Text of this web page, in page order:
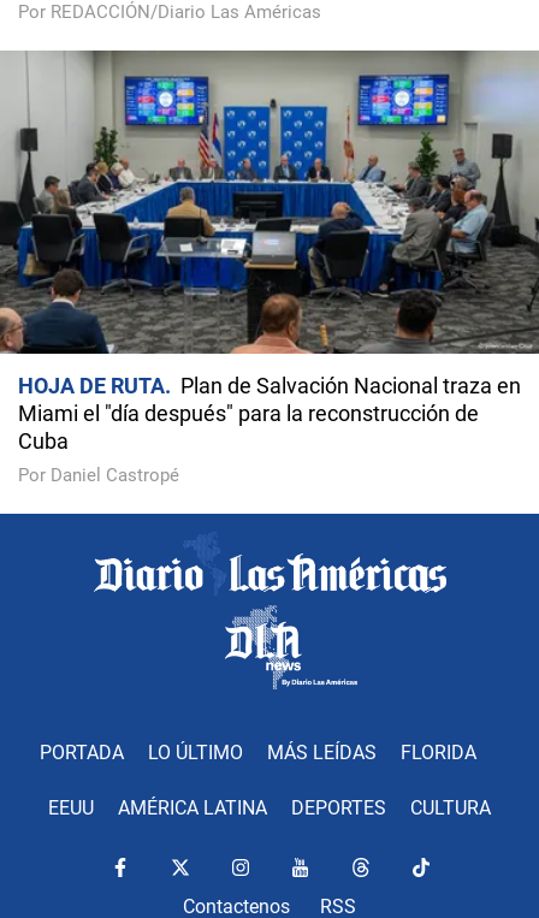
Por REDACCIÓN/Diario Las Américas
HOJA DE RUTA
Plan de Salvación Nacional traza en
Miami el "día después" para la reconstrucción de
Cuba
Por Daniel Castropé
PORTADA LO ÚLTIMO MÁS LEÍDAS FLORIDA
EEUU AMÉRICA LATINA DEPORTES CULTURA
Contactenos RSS